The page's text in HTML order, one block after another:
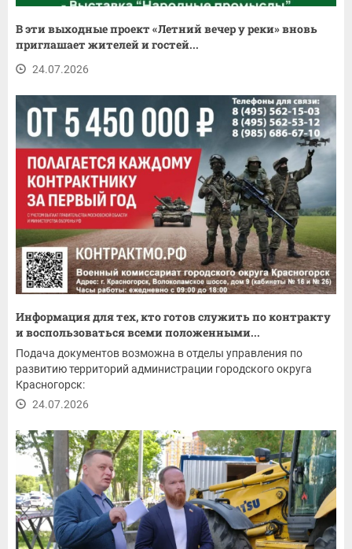
В эти выходные проект «Летний вечер у реки» вновь
приглашает жителей и гостей...
24.07.2026
Информация для тех, кто готов служить по контракту
и воспользоваться всеми положенными...
Подача документов возможна в отделы управления по
развитию территорий администрации городского округа
Красногорск:
24.07.2026